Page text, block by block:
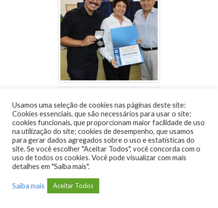
Usamos uma seleção de cookies nas páginas deste site:
Cookies essenciais, que são necessários para usar o site;
cookies funcionais, que proporcionam maior facilidade de uso
na utilização do site; cookies de desempenho, que usamos
para gerar dados agregados sobre o uso e estatísticas do
site. Se você escolher "Aceitar Todos", você concorda com o
uso de todos os cookies. Você pode visualizar com mais
detalhes em "Saiba mais".
Saiba mais Aceitar Todos